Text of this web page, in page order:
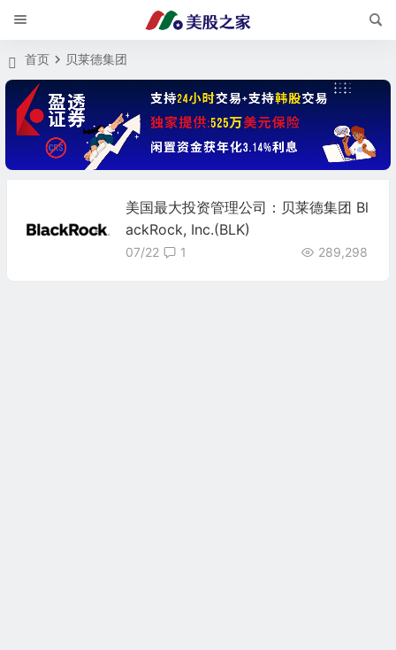
首页 贝莱德集团
美国最大投资管理公司：贝莱德集团 Bl
ackRock, Inc.(BLK)
07/22 289,298
1